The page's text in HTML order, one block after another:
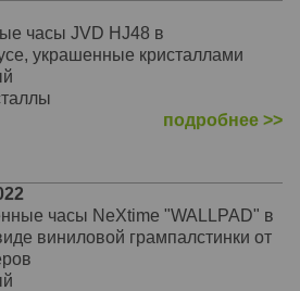
с плавным ходом
часы JVD HJ48 в
украшенные кристаллами
подробнее >>
часы NeXtime "WALLPAD" в
виниловой грампалстинки от